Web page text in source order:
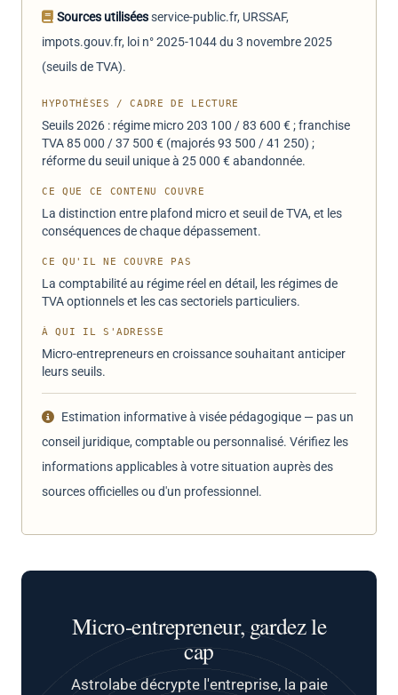
Sources utiliséesservice-public.fr, URSSAF,
impots.gouv.fr, loi n° 2025-1044 du 3 novembre 2025
(seuils de TVA).
HYPOTHÈSES / CADRE DE LECTURE
Seuils 2026 : régime micro 203 100 / 83 600 € ; franchise
TVA 85 000 / 37 500 € (majorés 93 500 / 41 250) ;
réforme du seuil unique à 25 000 € abandonnée.
CE QUE CE CONTENU COUVRE
La distinction entre plafond micro et seuil de TVA, et les
conséquences de chaque dépassement.
CE QU'IL NE COUVRE PAS
La comptabilité au régime réel en détail, les régimes de
TVA optionnels et les cas sectoriels particuliers.
À QUI IL S'ADRESSE
Micro-entrepreneurs en croissance souhaitant anticiper
leurs seuils.
Estimation informative à visée pédagogique — pas un
conseil juridique, comptable ou personnalisé. Vérifiez les
informations applicables à votre situation auprès des
sources officielles ou d'un professionnel.
Micro-entrepreneur, gardez le
cap
Astrolabe décrypte l'entreprise, la paie